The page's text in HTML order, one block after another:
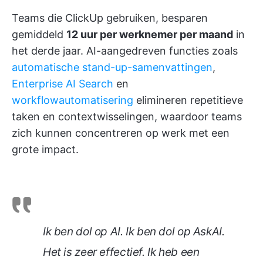
Teams die ClickUp gebruiken, besparen
gemiddeld 12 uur per werknemer per maand in
het derde jaar. AI-aangedreven functies zoals
automatische stand-up-samenvattingen,
Enterprise AI Search en
workflowautomatisering elimineren repetitieve
taken en contextwisselingen, waardoor teams
zich kunnen concentreren op werk met een
grote impact.
Ik ben dol op AI. Ik ben dol op AskAI.
Het is zeer effectief. Ik heb een